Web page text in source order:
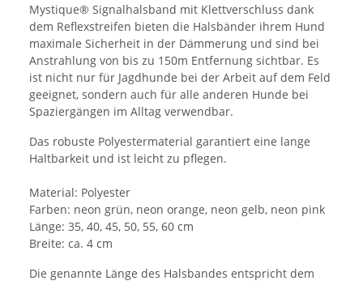
Mystique® Signalhalsband mit Klettverschluss dank
dem Reflexstreifen bieten die Halsbänder ihrem Hund
maximale Sicherheit in der Dämmerung und sind bei
Anstrahlung von bis zu 150m Entfernung sichtbar. Es
ist nicht nur für Jagdhunde bei der Arbeit auf dem Feld
geeignet, sondern auch für alle anderen Hunde bei
Spaziergängen im Alltag verwendbar.
Das robuste Polyestermaterial garantiert eine lange
Haltbarkeit und ist leicht zu pflegen.
Material: Polyester
Farben: neon grün, neon orange, neon gelb, neon pink
Länge: 35, 40, 45, 50, 55, 60 cm
Breite: ca. 4 cm
Die genannte Länge des Halsbandes entspricht dem